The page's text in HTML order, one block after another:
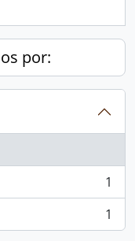
por:
1
1